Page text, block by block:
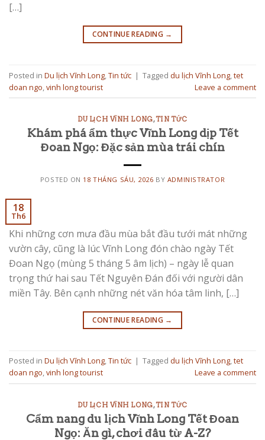
[…]
CONTINUE READING →
Posted in Du lịch Vĩnh Long,Tin tức | Tagged du lịch Vĩnh Long,tet
doan ngo,vinh long tourist Leave a comment
DU LỊCH VĨNH LONG,TIN TỨC
Khám phá ẩm thực Vĩnh Long dịp Tết
Đoan Ngọ: Đặc sản mùa trái chín
POSTED ON 18 THÁNG SÁU, 2026 BY ADMINISTRATOR
18
Th6
Khi những cơn mưa đầu mùa bắt đầu tưới mát những
vườn cây, cũng là lúc Vĩnh Long đón chào ngày Tết
Đoan Ngọ (mùng 5 tháng 5 âm lịch) – ngày lễ quan
trọng thứ hai sau Tết Nguyên Đán đối với người dân
miền Tây. Bên cạnh những nét văn hóa tâm linh, […]
CONTINUE READING →
Posted in Du lịch Vĩnh Long,Tin tức | Tagged du lịch Vĩnh Long,tet
doan ngo,vinh long tourist Leave a comment
DU LỊCH VĨNH LONG,TIN TỨC
Cẩm nang du lịch Vĩnh Long Tết Đoan
Ngọ: Ăn gì, chơi đâu từ A-Z?